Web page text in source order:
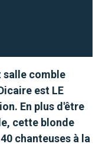
salle comble
est LE
En plus d'être
cette blonde
chanteuses à la